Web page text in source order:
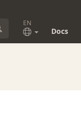
EN
Docs